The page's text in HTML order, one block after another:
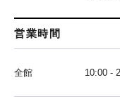
営業時間
全館 10:00 -